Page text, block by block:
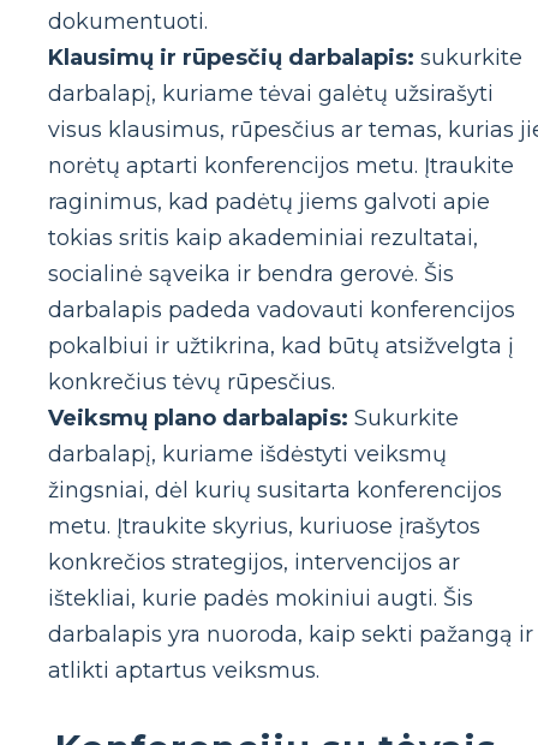
dokumentuoti.
Klausimų ir rūpesčių darbalapis: sukurkite
darbalapį, kuriame tėvai galėtų užsirašyti
visus klausimus, rūpesčius ar temas, kurias
norėtų aptarti konferencijos metu. Įtraukite
raginimus, kad padėtų jiems galvoti apie
tokias sritis kaip akademiniai rezultatai,
socialinė sąveika ir bendra gerovė. Šis
darbalapis padeda vadovauti konferencijos
pokalbiui ir užtikrina, kad būtų atsižvelgta į
konkrečius tėvų rūpesčius.
Veiksmų plano darbalapis: Sukurkite
darbalapį, kuriame išdėstyti veiksmų
žingsniai, dėl kurių susitarta konferencijos
metu. Įtraukite skyrius, kuriuose įrašytos
konkrečios strategijos, intervencijos ar
ištekliai, kurie padės mokiniui augti. Šis
darbalapis yra nuoroda, kaip sekti pažangą ir
atlikti aptartus veiksmus.